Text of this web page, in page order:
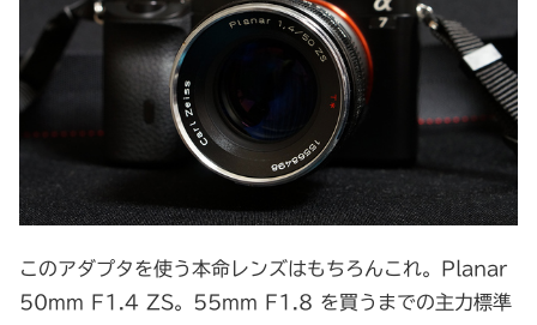
このアダプタを使う本命レンズはもちろんこれ。Planar
50mm F1.4 ZS。55mm F1.8 を買うまでの主力標準